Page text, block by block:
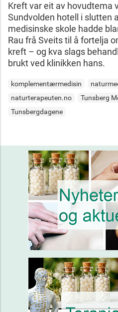
Kreft var eit av hovudtema
Sundvolden hotell i slutten
medisinske skole hadde
Rau frå Sveits til å fortelja
kreft – og kva slags
brukt ved klinikken hans.
komplementærmedisin
naturterapeuten.no
Tunsberg
Tunsbergdagene